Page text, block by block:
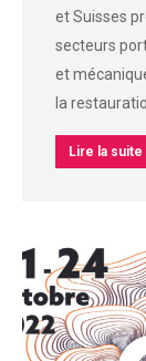
et Suisses
secteurs
et
la
Lire la suite